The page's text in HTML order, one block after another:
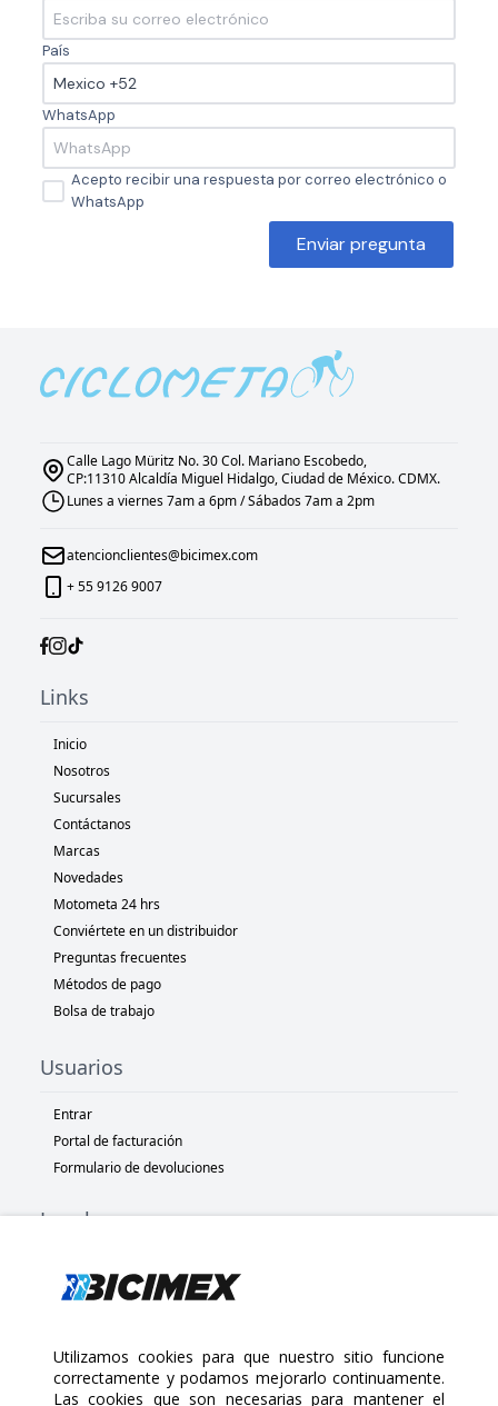
País
WhatsApp
Acepto recibir una respuesta por correo electrónico o
WhatsApp
Enviar pregunta
Calle Lago Müritz No. 30 Col. Mariano Escobedo,
CP:11310 Alcaldía Miguel Hidalgo, Ciudad de México. CDMX.
Lunes a viernes 7am a 6pm / Sábados 7am a 2pm
atencionclientes@bicimex.com
+ 55 9126 9007
Links
Inicio
Nosotros
Sucursales
Contáctanos
Marcas
Novedades
Motometa 24 hrs
Conviértete en un distribuidor
Preguntas frecuentes
Métodos de pago
Bolsa de trabajo
Usuarios
Entrar
Portal de facturación
Formulario de devoluciones
Legal
Políticas de privacidad
Políticas de devolución
Utilizamos cookies para que nuestro sitio funcione
correctamente y podamos mejorarlo continuamente.
Las cookies que son necesarias para mantener el